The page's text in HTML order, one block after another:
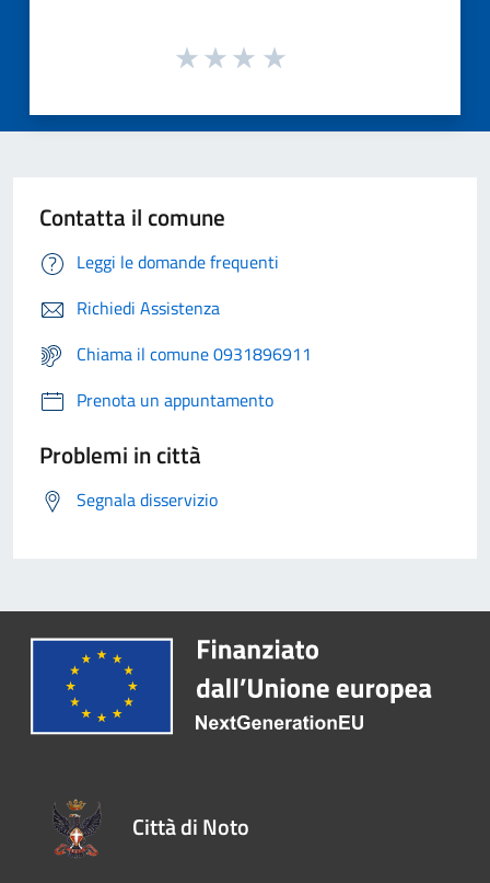
Contatta il comune
Leggi le domande frequenti
Richiedi Assistenza
Chiama il comune 0931896911
Prenota un appuntamento
Problemi in città
Segnala disservizio
Città di Noto